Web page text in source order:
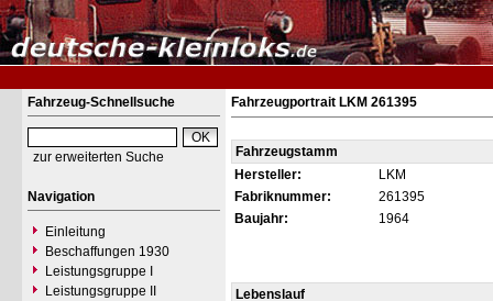
Fahrzeug-Schnellsuche
zur erweiterten Suche
Navigation
Einleitung
Beschaffungen 1930
Leistungsgruppe I
Leistungsgruppe II
Fahrzeugportrait LKM 261395
Fahrzeugstamm
Hersteller:
LKM
Fabriknummer:
261395
Baujahr:
1964
Lebenslauf